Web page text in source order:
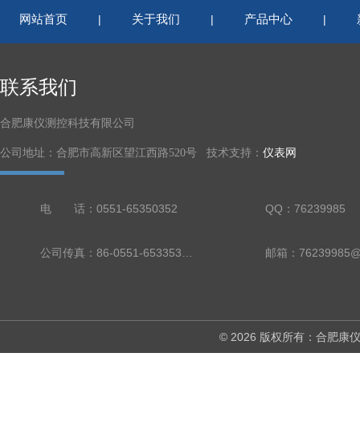
网站首页 | 关于我们 | 产品中心 |
联系我们
合肥康仪测控科技有限公司
公司地址：合肥市高新区望江西路520号 技术支持： 仪表网
电 话：0551-65350352 QQ：76239985
邮箱：
© 2026 版权所有：合肥康